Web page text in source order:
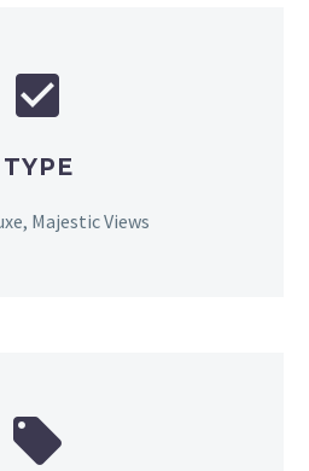


TYPE
Majestic Views

